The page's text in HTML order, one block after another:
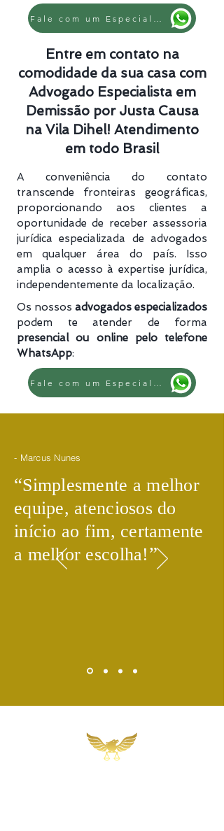
Entre em contato na
comodidade da sua casa com
Advogado Especialista em
Demissão por Justa Causa
na Vila Dihel! Atendimento
em todo Brasil
A conveniência do contato
transcende fronteiras geográficas,
proporcionando aos clientes a
oportunidade de receber assessoria
jurídica especializada de advogados
em qualquer área do país. Isso
amplia o acesso à expertise jurídica,
independentemente da localização.
Os nossos advogados especializados
podem te atender de forma
presencial ou online pelo telefone
WhatsApp:
- Marcus Nunes
​“Simplesmente a melhor
equipe, atenciosos do
início ao fim, certamente
a melhor escolha!​”